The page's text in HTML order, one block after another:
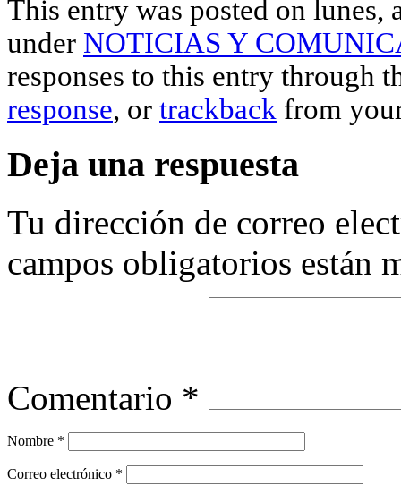
This entry was posted on
under NOTICIAS Y
responses to this entry through
response, or trackback from
Deja una respuesta
Tu dirección de correo
campos obligatorios están
Comentario *
Nombre *
Correo electrónico *